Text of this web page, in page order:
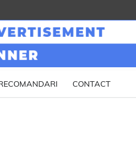
CONTACT